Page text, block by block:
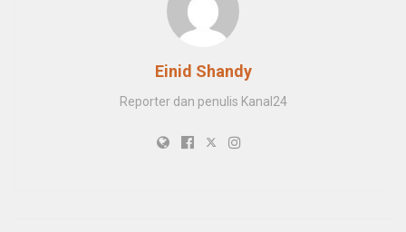
Einid Shandy
Reporter dan penulis Kanal24